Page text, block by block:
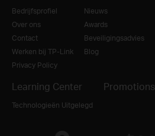
Bedrijfsprofiel
Over ons
Contact
Werken bij TP-Link
Privacy Policy
Nieuws
Awards
Beveiligingsadvies
Blog
Learning Center
Technologieën Uitgelegd
Promotions